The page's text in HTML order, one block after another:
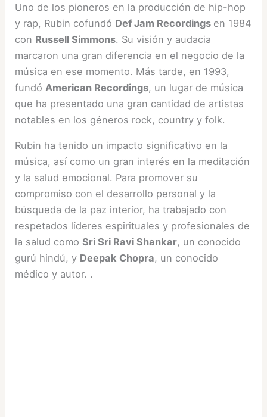
Uno de los pioneros en la producción de hip-hop
y rap, Rubin cofundó Def Jam Recordings en 1984
con Russell Simmons. Su visión y audacia
marcaron una gran diferencia en el negocio de la
música en ese momento. Más tarde, en 1993,
fundó American Recordings, un lugar de música
que ha presentado una gran cantidad de artistas
notables en los géneros rock, country y folk.
Rubin ha tenido un impacto significativo en la
música, así como un gran interés en la meditación
y la salud emocional. Para promover su
compromiso con el desarrollo personal y la
búsqueda de la paz interior, ha trabajado con
respetados líderes espirituales y profesionales de
la salud comoSri Sri Ravi Shankar, un conocido
gurú hindú, y Deepak Chopra, un conocido
médico y autor. .